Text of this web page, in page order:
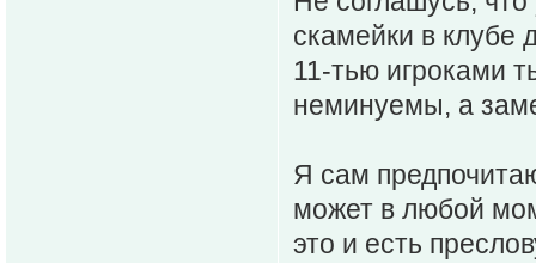
скамейки в клубе
11-тью игроками
неминуемы, а
Я сам
может в любой
это и есть